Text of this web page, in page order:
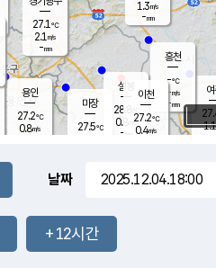
-mm
용인
27.2℃
0.8m/s 1.1
27.1℃
2.1 m/s
-mm
장호원
흥천
-℃
-m/s
-mm
마장
27.5℃
설봉
28.8
0.8 m/s
- mm
이천
27.2℃
0.4m/s
1.3m/s
-mm
날짜
+12시간